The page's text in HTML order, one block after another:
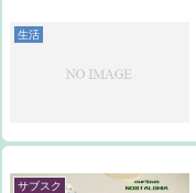
生活
サブスク